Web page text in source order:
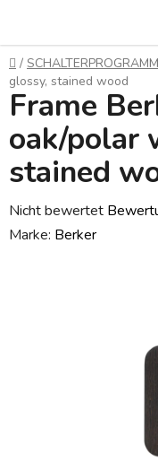
springen
Startseite
/
glossy, stained wood
Frame
oak/polar
stained
Die
durchschnittliche
Nicht bewertet
Marke: Berker